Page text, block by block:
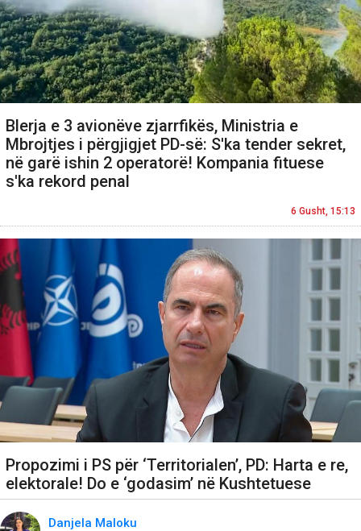
Blerja e 3 avionëve zjarrfikës, Ministria e
Mbrojtjes i përgjigjet PD-së: S'ka tender sekret,
në garë ishin 2 operatorë! Kompania fituese
s'ka rekord penal
6 Gusht, 15:13
Propozimi i PS për ‘Territorialen’, PD: Harta e re,
elektorale! Do e ‘godasim’ në Kushtetuese
Danjela Maloku